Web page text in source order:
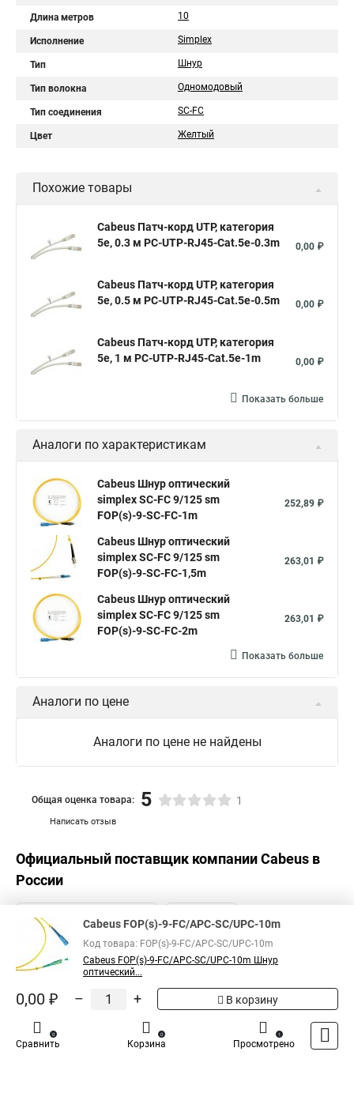
Длина метров 10
Исполнение Simplex
Тип Шнур
Тип волокна Одномодовый
Тип соединения SC-FC
Цвет Желтый
Похожие товары
Cabeus Патч-корд UTP, категория
5e, 0.3 м PC-UTP-RJ45-Cat.5e-0.3m
0,00 ₽
Cabeus Патч-корд UTP, категория
5e, 0.5 м PC-UTP-RJ45-Cat.5e-0.5m
0,00 ₽
Cabeus Патч-корд UTP, категория
5e, 1 м PC-UTP-RJ45-Cat.5e-1m
0,00 ₽
Показать больше
Аналоги по характеристикам
Cabeus Шнур оптический
simplex SC-FC 9/125 sm
FOP(s)-9-SC-FC-1m
252,89 ₽
Cabeus Шнур оптический
simplex SC-FC 9/125 sm
FOP(s)-9-SC-FC-1,5m
263,01 ₽
Cabeus Шнур оптический
simplex SC-FC 9/125 sm
FOP(s)-9-SC-FC-2m
263,01 ₽
Показать больше
Аналоги по цене
Аналоги по цене не найдены
Написать отзыв
Общая оценка товара: 5 1
Официальный поставщик компанииCabeus в
России
Cabeus FOP(s)-9-FC/APC-SC/UPC-10m
Код товара: FOP(s)-9-FC/APC-SC/UPC-10m
Cabeus FOP(s)-9-FC/APC-SC/UPC-10m Шнур
оптический...
0,00 ₽ – + В корзину
Сравнить
0
Корзина
0
Просмотрено
1